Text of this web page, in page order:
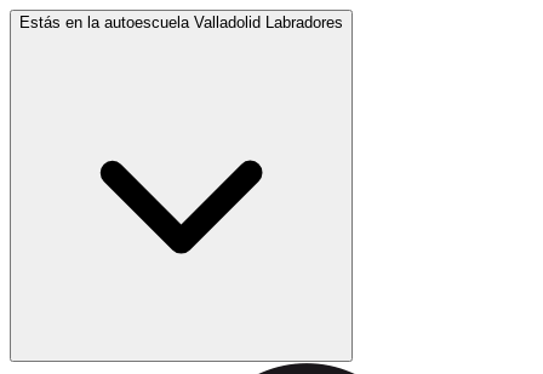
Estás en la autoescuela Valladolid Labradores